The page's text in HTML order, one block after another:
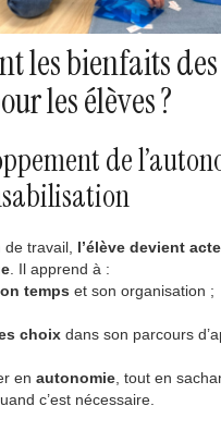
les bienfaits
les élèves ?
de
travail, l’élève devient
. Il apprend à :
temps et son organisation ;
choix dans son parcours
en autonomie , tout en
c’est nécessaire.